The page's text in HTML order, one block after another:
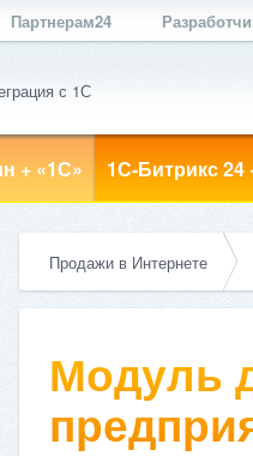
Партнерам24
с 1С
+ «1С» 1С-Битрикс 24
Продажи в Интернете
Модуль